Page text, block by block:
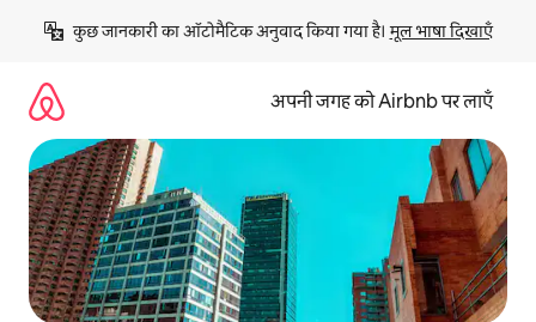
छोड़कर
कॉन्टेंट
कुछ जानकारी का ऑटोमैटिक अनुवाद किया गया है। मूल भाषा दिखाएँ
अपनी जगह को Airbnb पर लाएँ